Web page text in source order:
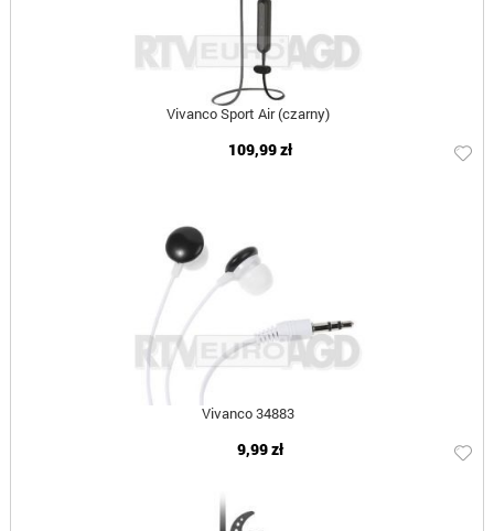
Vivanco Sport Air (czarny)
109,99 zł
Vivanco 34883
9,99 zł